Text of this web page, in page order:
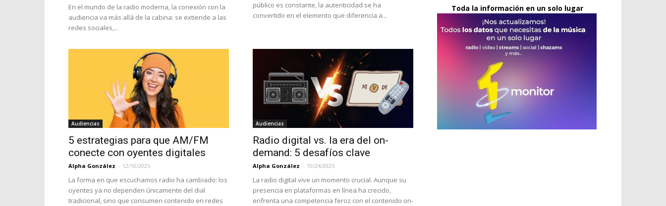
En el mundo de la radio moderna, la conexión con la
audiencia va más allá de la cabina: se extiende a las
redes sociales,...
público es constante, la autenticidad se ha
convertido en el elemento que diferencia a...
Audiencias
5 estrategias para que AM/FM
conecte con oyentes digitales
Alpha González - 12/10/2025
La forma en que escuchamos radio ha cambiado: los
oyentes ya no dependen únicamente del dial
tradicional, sino que consumen contenido en redes
Audiencias
Radio digital vs. la era del on-
demand: 5 desafíos clave
Alpha González - 10/24/2025
La radio digital vive un momento crucial. Aunque su
presencia en plataformas en línea ha crecido,
enfrenta una competencia feroz con el contenido on-
Toda la información en un solo lugar